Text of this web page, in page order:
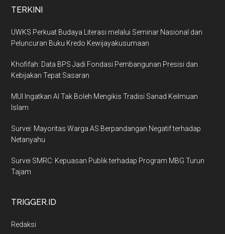
TERKINI
UWKS Perkuat Budaya Literasi melalui Seminar Nasional dan
Peluncuran Buku Kredo Kewijayakusumaan
Khofifah: Data BPS Jadi Fondasi Pembangunan Presisi dan
Kebijakan Tepat Sasaran
MUI Ingatkan AI Tak Boleh Mengikis Tradisi Sanad Keilmuan
Islam
Survei: Mayoritas Warga AS Berpandangan Negatif terhadap
Netanyahu
Survei SMRC: Kepuasan Publik terhadap Program MBG Turun
Tajam
TRIGGER.ID
Redaksi